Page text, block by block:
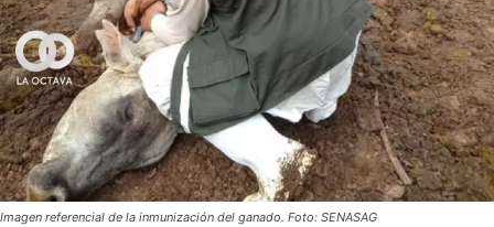
Imagen referencial de la inmunización del ganado. Foto: SENASAG